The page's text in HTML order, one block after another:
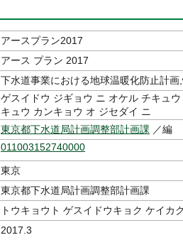
アースプラン2017
アース プラン 2017
下水道事業における地球温暖化防止計
ゲスイドウ ジギョウ ニ オケル チキュ
キュウ カンキョウ オ ジセダイ ニ
東京都下水道局計画調整部計画課 ／編
011003152740000
東京
東京都下水道局計画調整部計画課
トウキョウト ゲスイドウキョク ケイカ
2017.3